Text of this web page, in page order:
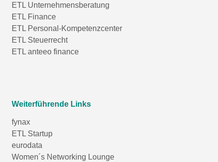
ETL Unternehmensberatung
ETL Finance
ETL Personal-Kompetenzcenter
ETL Steuerrecht
ETL anteeo finance
Weiterführende Links
fynax
ETL Startup
eurodata
Women´s Networking Lounge